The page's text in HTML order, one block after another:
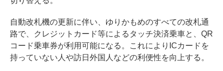
自動改札機の更新に伴い、ゆりかもめのすべての改札通
路で、クレジットカード等によるタッチ決済乗車と、QR
コード乗車券が利用可能になる。これによりICカードを
持っていない人や訪日外国人などの利便性を向上する。